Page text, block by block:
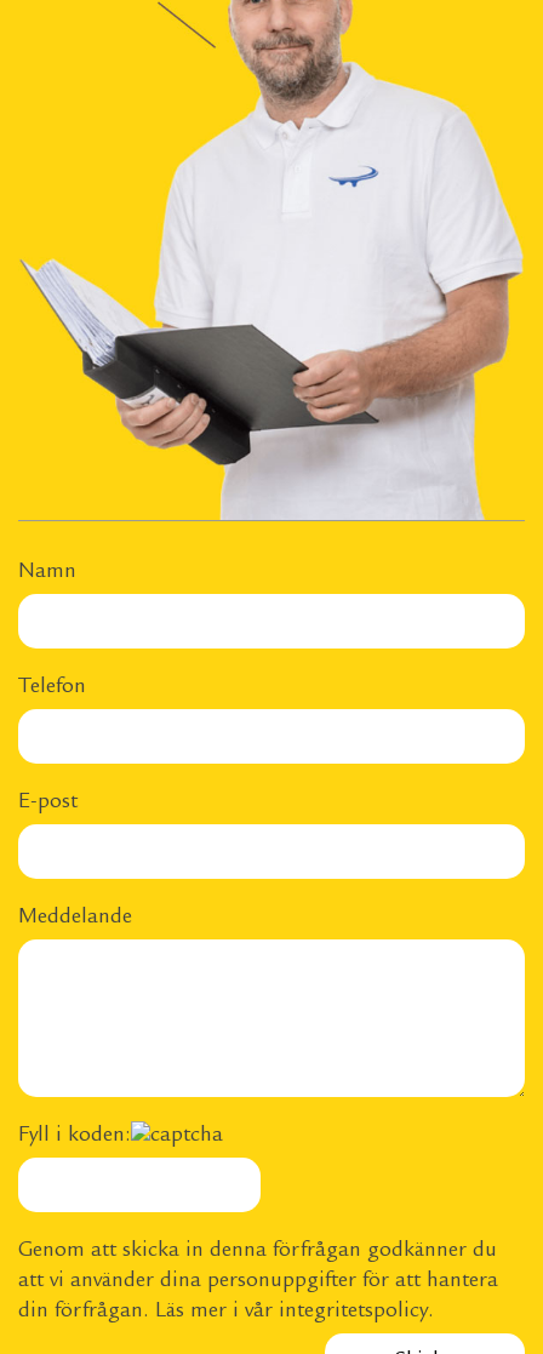
Namn
Telefon
E-post
Meddelande
Fyll i koden:
Genom att skicka in denna förfrågan godkänner du
att vi använder dina personuppgifter för att hantera
din förfrågan. Läs mer i vår integritetspolicy.